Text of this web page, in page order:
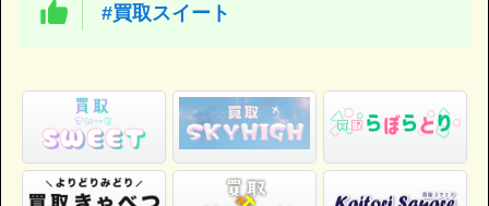
#買取スイート